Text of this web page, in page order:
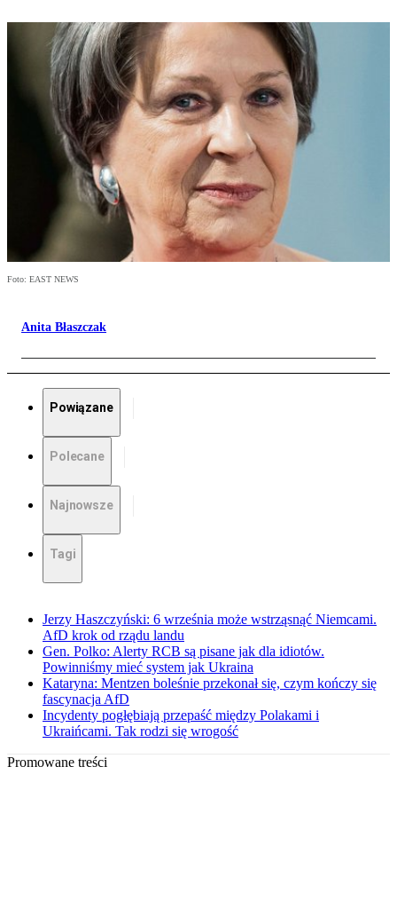
Foto: EAST NEWS
Anita Błaszczak
Powiązane
Polecane
Najnowsze
Tagi
Jerzy Haszczyński: 6 września może wstrząsnąć Niemcami.
AfD krok od rządu landu
Gen. Polko: Alerty RCB są pisane jak dla idiotów.
Powinniśmy mieć system jak Ukraina
Kataryna: Mentzen boleśnie przekonał się, czym kończy się
fascynacja AfD
Incydenty pogłębiają przepaść między Polakami i
Ukraińcami. Tak rodzi się wrogość
Promowane treści